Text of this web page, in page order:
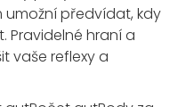
umožní předvídat, kdy
Pravidelné hraní a
vaše reflexy a